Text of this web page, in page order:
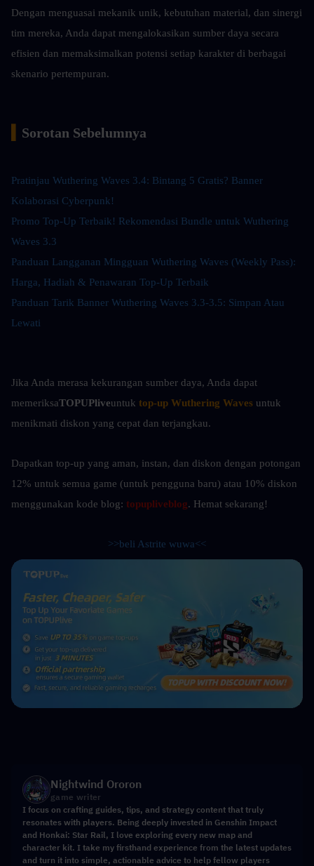
Dengan menguasai mekanik unik, kebutuhan material, dan sinergi
tim mereka, Anda dapat mengalokasikan sumber daya secara
efisien dan memaksimalkan potensi setiap karakter di berbagai
skenario pertempuran.
Sorotan Sebelumnya
Pratinjau Wuthering Waves 3.4: Bintang 5 Gratis? Banner
Kolaborasi Cyberpunk!
Promo Top-Up Terbaik! Rekomendasi Bundle untuk Wuthering
Waves 3.3
Panduan Langganan Mingguan Wuthering Waves (Weekly Pass):
Harga, Hadiah & Penawaran Top-Up Terbaik
Panduan Tarik Banner Wuthering Waves 3.3-3.5: Simpan Atau
Lewati
Jika Anda merasa kekurangan sumber daya, Anda dapat
memeriksaTOPUPliveuntuk top-up Wuthering Waves untuk
menikmati diskon yang cepat dan terjangkau.
Dapatkan top-up yang aman, instan, dan diskon dengan potongan
12% untuk semua game (untuk pengguna baru) atau 10% diskon
menggunakan kode blog: topupliveblog. Hemat sekarang!
>>beli Astrite wuwa<<
Nightwind Ororon
game writer
I focus on crafting guides, tips, and strategy content that truly
resonates with players. Being deeply invested in Genshin Impact
and Honkai: Star Rail, I love exploring every new map and
character kit. I take my firsthand experience from the latest updates
and turn it into simple, actionable advice to help fellow players